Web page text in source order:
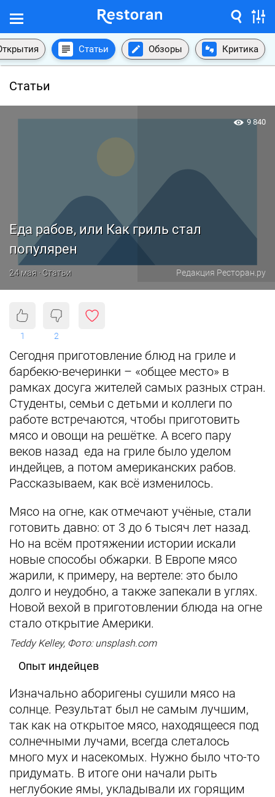
Статьи Обзоры Критика
Статьи
Еда рабов, или Как гриль стал
популярен
24 мая · Статьи Редакция Ресторан.ру
9 840
1 2
Сегодня приготовление блюд на гриле и
барбекю-вечеринки – «общее место» в
рамках досуга жителей самых разных стран.
Студенты, семьи с детьми и коллеги по
работе встречаются, чтобы приготовить
мясо и овощи на решётке. А всего пару
веков назад еда на гриле было уделом
индейцев, а потом американских рабов.
Рассказываем, как всё изменилось.
Мясо на огне, как отмечают учёные, стали
готовить давно: от 3 до 6 тысяч лет назад.
Но на всём протяжении истории искали
новые способы обжарки. В Европе мясо
жарили, к примеру, на вертеле: это было
долго и неудобно, а также запекали в углях.
Новой вехой в приготовлении блюда на огне
стало открытие Америки.
Teddy Kelley, Фото: unsplash.com
Опыт индейцев
Изначально аборигены сушили мясо на
солнце. Результат был не самым лучшим,
так как на открытое мясо, находящееся под
солнечными лучами, всегда слеталось
много мух и насекомых. Нужно было что-то
придумать. В итоге они начали рыть
неглубокие ямы, укладывали их горящим